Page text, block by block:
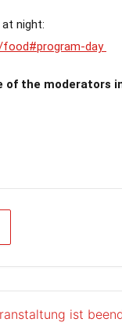
night:
day
of the moderators
ist